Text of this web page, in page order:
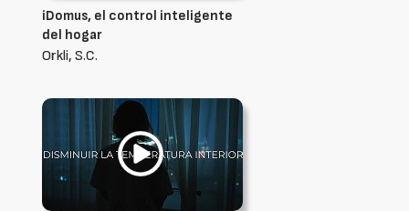
iDomus, el control inteligente
del hogar
Orkli, S.C.